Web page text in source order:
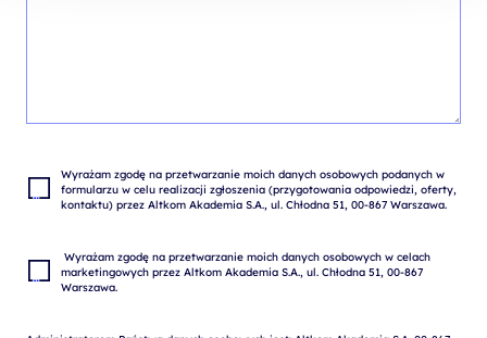
Wyrażam zgodę na przetwarzanie moich danych osobowych podanych w
formularzu w celu realizacji zgłoszenia (przygotowania odpowiedzi, oferty,
marketingowych przez Altkom Akademia S.A., ul. Chłodna 51, 00-867